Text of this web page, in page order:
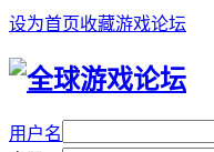
设为首页收藏游戏论坛
用户名